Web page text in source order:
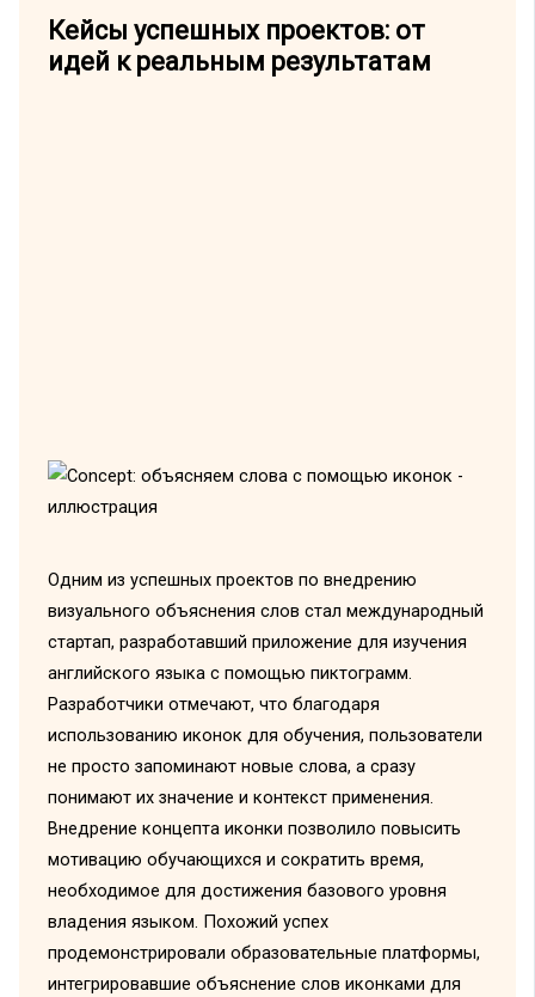
Кейсы успешных проектов: от
идей к реальным результатам
Одним из успешных проектов по внедрению
визуального объяснения слов стал международный
стартап, разработавший приложение для изучения
английского языка с помощью пиктограмм.
Разработчики отмечают, что благодаря
использованию иконок для обучения, пользователи
не просто запоминают новые слова, а сразу
понимают их значение и контекст применения.
Внедрение концепта иконки позволило повысить
мотивацию обучающихся и сократить время,
необходимое для достижения базового уровня
владения языком. Похожий успех
продемонстрировали образовательные платформы,
интегрировавшие объяснение слов иконками для